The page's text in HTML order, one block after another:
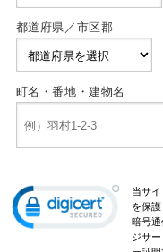
都道府県／市区郡
町名・番地・建物名
当サ
を保
暗号
ジサ